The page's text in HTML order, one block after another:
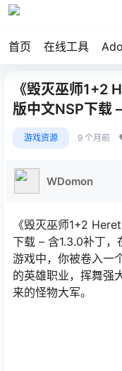
首页 在线工具
《毁灭巫师
版中文NSP下载
游戏资源 9 个月前
WDomon
《毁灭巫师1+2
下载 – 含1.3.0补丁
游戏中，你被卷入一
的英雄职业，挥舞强
来的怪物大军。